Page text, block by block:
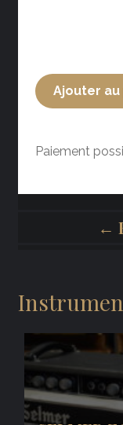
Ajouter au
Paiement
←